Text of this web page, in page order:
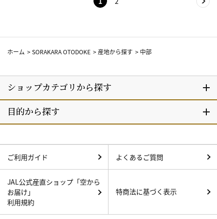
ホーム >SORAKARA OTODOKE > 産地から探す > 中部
ご利用ガイド よくあるご質問
JAL公式産直ショップ「空から
お届け」
利用規約
特商法に基づく表示